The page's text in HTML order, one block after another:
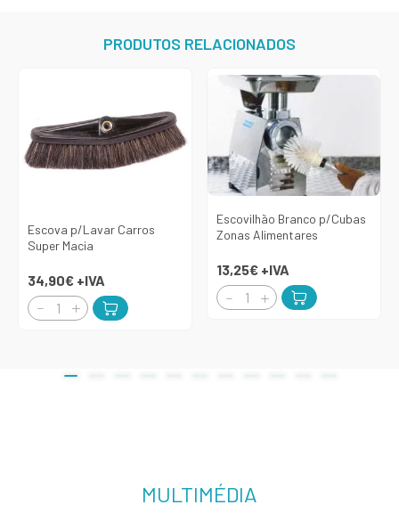
PRODUTOS RELACIONADOS
Escova p/Lavar Carros
Super Macia
34,90€ +IVA
Escovilhão Branco p/Cubas
Zonas Alimentares
13,25€ +IVA
MULTIMÉDIA